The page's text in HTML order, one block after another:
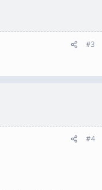
#3
#4